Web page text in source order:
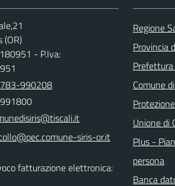
(OR)
- P.Iva:
990208
fatturazione elettronica:
Regione
Provincia
Comune
Unione di
Plus -
persona
Banca